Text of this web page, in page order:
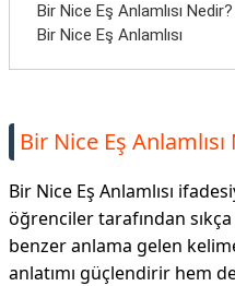
Bir Nice Eş Anlamlısı Nedir?
Bir Nice Eş Anlamlısı
Bir Nice Eş
Bir Nice Eş Anlamlısı
öğrenciler tarafından
benzer anlama gelen
anlatımı güçlendirir hem